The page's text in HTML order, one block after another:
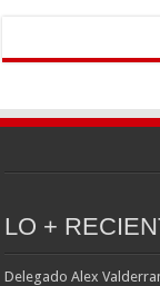
LO +
Delegado Alex